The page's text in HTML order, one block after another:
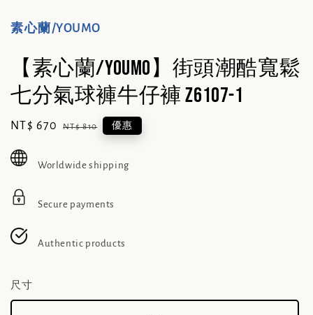
素心蘭/YOUMO
【素心蘭/YOUMO】街頭潮酷寬鬆
七分氣球褲牛仔褲 Z6107-1
Sale
NT$ 670 Regular
NT$ 810 優惠
Worldwide shipping
Secure payments
Authentic products
尺寸